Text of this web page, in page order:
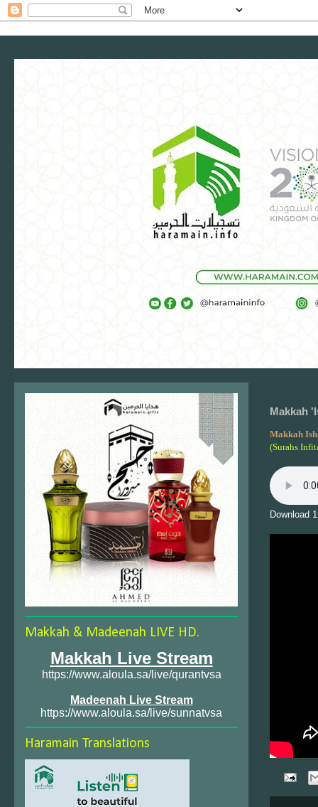
Makkah
Makkah
(Surahs
Download
Makkah & Madeenah LIVE HD.
Makkah Live Stream
https://www.aloula.sa/live/qurantvsa
Madeenah Live Stream
https://www.aloula.sa/live/sunnatvsa
Haramain Translations